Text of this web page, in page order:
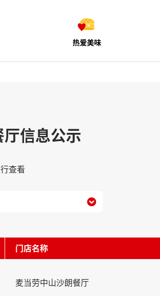
热爱美味
信息公示
查看

门店名称
麦当劳中山沙朗餐厅